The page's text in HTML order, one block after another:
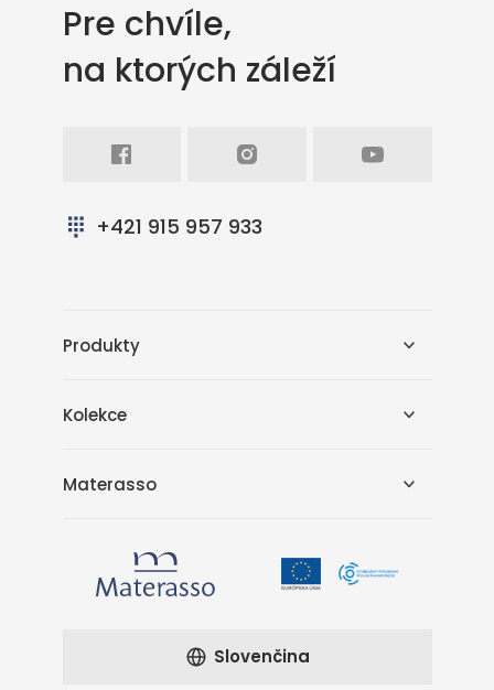
Pre chvíle,
na ktorých záleží
+421 915 957 933
Produkty
Kolekce
Materasso
Slovenčina